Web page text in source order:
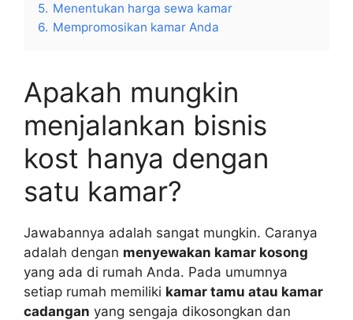
5. Menentukan harga sewa kamar
6. Mempromosikan kamar Anda
Apakah mungkin
menjalankan bisnis
kost hanya dengan
satu kamar?
Jawabannya adalah sangat mungkin. Caranya
adalah dengan menyewakan kamar kosong
yang ada di rumah Anda. Pada umumnya
setiap rumah memiliki kamar tamu atau kamar
cadangan yang sengaja dikosongkan dan